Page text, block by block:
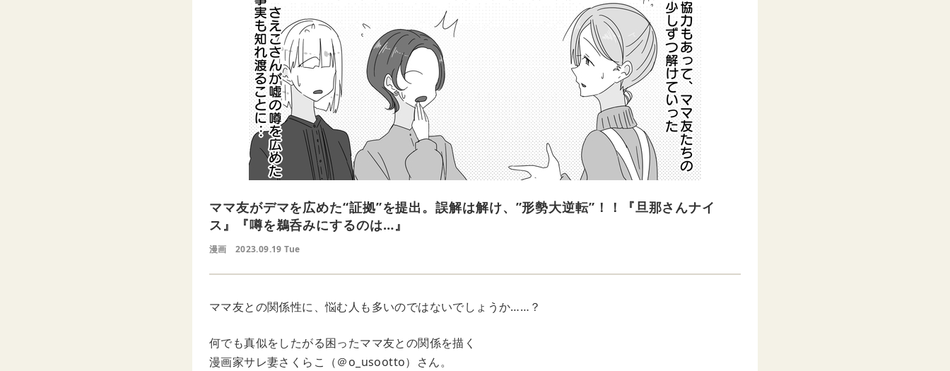
ママ友がデマを広めた“証拠”を提出。誤解は解け、”形勢大逆転”！！『旦那さんナイ
ス』『噂を鵜呑みにするのは…』
漫画 2023.09.19 Tue
ママ友との関係性に、悩む人も多いのではないでしょうか……？
何でも真似をしたがる困ったママ友との関係を描く
漫画家サレ妻さくらこ（＠o_usootto）さん。